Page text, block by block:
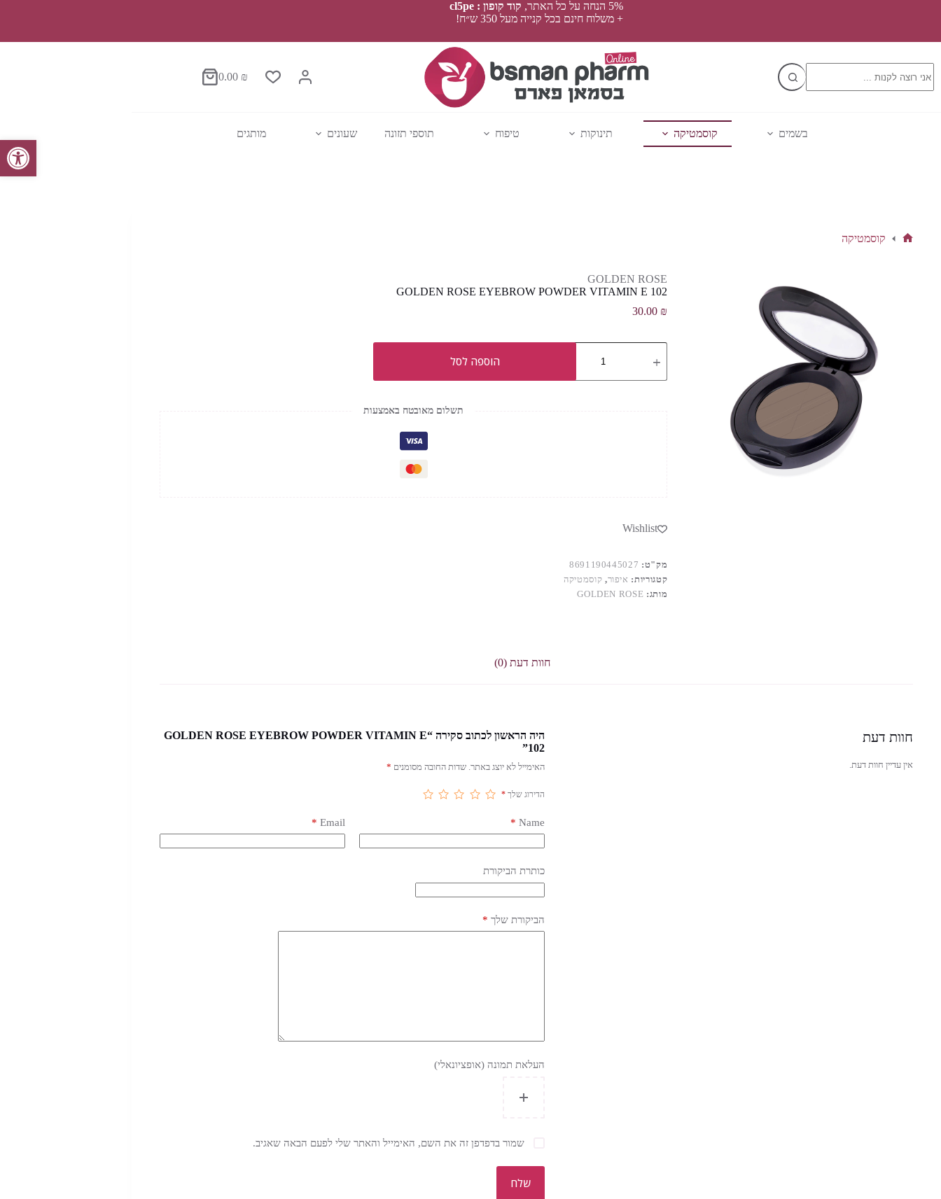
פתח סרגל נגישות
5% הנחה על כל האתר,
קוד קופון : cl5pe
+ משלוח חינם בכל קנייה מעל 350 ש״ח!
results
סל0.00 ₪
בשמים קוסמטיקה תינוקות טיפוח תוספי תזונה שעונים מותגים
קוסמטיקה
GOLDEN ROSE
GOLDEN ROSE EYEBROW POWDER VITAMIN E 102
30.00 ₪
כמות
של
ROSE
הוספה לסל
תשלום מאובטח באמצעות
Wishlist
מק"ט: 8691190445027
קטגוריות: איפור, קוסמטיקה
מותג: GOLDEN ROSE
חוות דעת (0)
חוות דעת
אין עדיין חוות דעת.
היה הראשון לכתוב סקירה “GOLDEN ROSE EYEBROW POWDER VITAMIN E
102”
האימייל לא יוצג באתר. שדות החובה מסומנים *
הדירוג שלך *
Name
*
Email
*
כותרת הביקורת
הביקורת שלך *
העלאת תמונה (אופציונאלי)
שמור בדפדפן זה את השם, האימייל והאתר שלי לפעם הבאה שאגיב.
שלח